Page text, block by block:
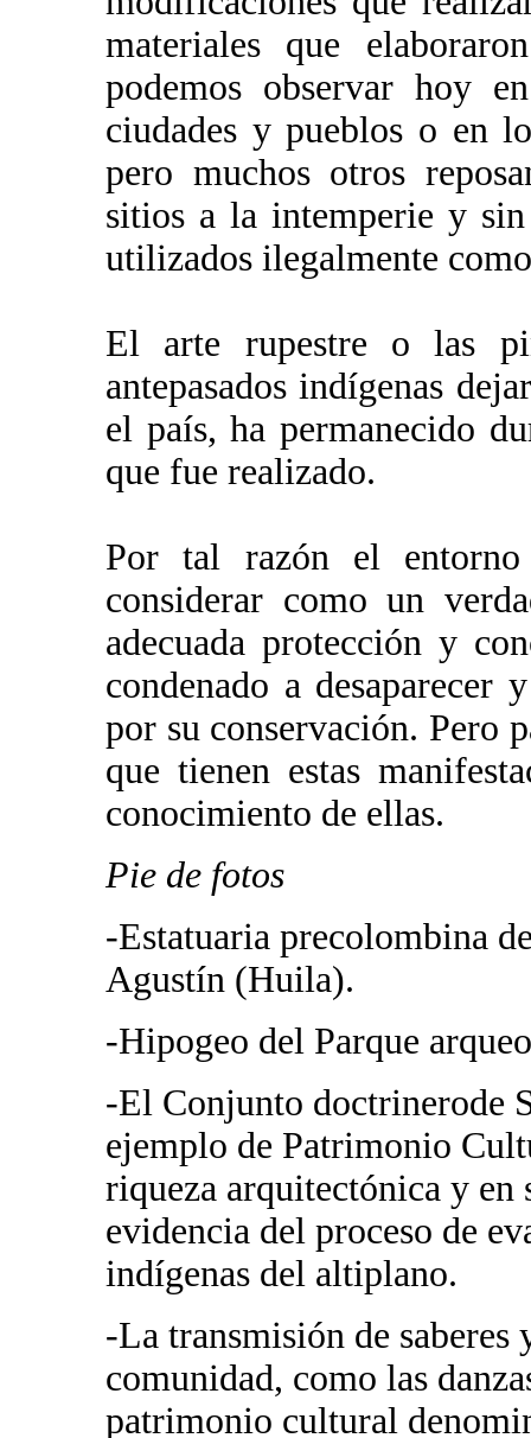
materiales que
podemos observar hoy
ciudades y pueblos o en
pero muchos otros
sitios a la intemperie y
utilizados ilegalmente
El arte rupestre o las
antepasados indígenas
el país, ha permanecido
que fue realizado.
Por tal razón el
considerar como un
adecuada protección y
condenado a desaparecer
por su conservación. Pero
que tienen estas
conocimiento de ellas.
Pie de fotos
-Estatuaria precolombina
Agustín (Huila).
-Hipogeo del Parque
-El Conjunto doctrinerode
ejemplo de Patrimonio
riqueza arquitectónica y
evidencia del proceso de
indígenas del altiplano.
-La transmisión de saberes
comunidad, como las
patrimonio cultural